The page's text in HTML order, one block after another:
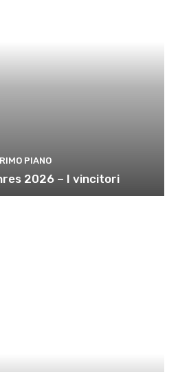
PIANO
2026 – I vincitori